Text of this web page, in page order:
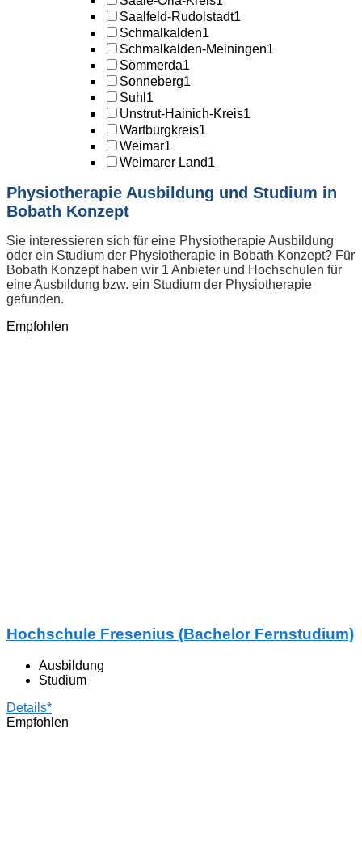
Saalfeld-Rudolstadt1
Schmalkalden1
Schmalkalden-Meiningen1
Sömmerda1
Sonneberg1
Suhl 1
Unstrut-Hainich-Kreis1
Wartburgkreis1
Weimar1
Weimarer Land1
Physiotherapie Ausbildung und Studium in
Bobath Konzept
Sie interessieren sich für eine Physiotherapie Ausbildung
oder ein Studium der Physiotherapie in Bobath Konzept? Für
Bobath Konzept haben wir 1 Anbieter und Hochschulen für
eine Ausbildung bzw. ein Studium der Physiotherapie
gefunden.
Empfohlen
Hochschule Fresenius (Bachelor Fernstudium)
Ausbildung
Studium
Details*
Empfohlen